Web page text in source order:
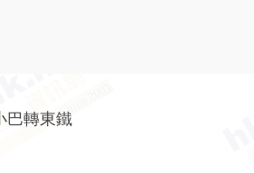
巴轉東鐵